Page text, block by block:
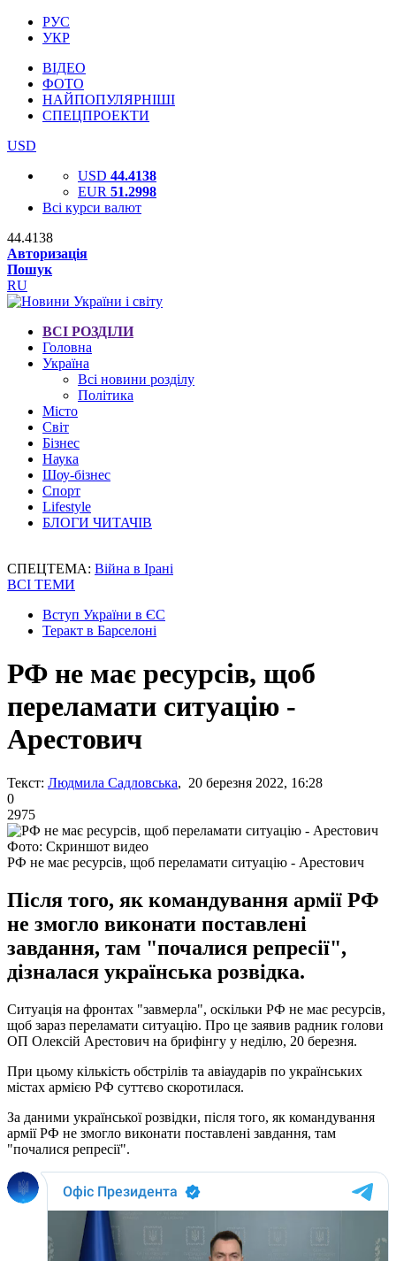
РУС
УКР
ВІДЕО
ФОТО
НАЙПОПУЛЯРНІШІ
СПЕЦПРОЕКТИ
USD
USD 44.4138
EUR 51.2998
Всі курси валют
44.4138
Авторизація
Пошук
RU
ВСІ РОЗДІЛИ
Головна
Україна
Всі новини розділу
Політика
Місто
Світ
Бізнес
Наука
Шоу-бізнес
Спорт
Lifestyle
БЛОГИ ЧИТАЧІВ
СПЕЦТЕМА: Війна в Ірані
ВСІ ТЕМИ
Вступ України в ЄС
Теракт в Барселоні
РФ не має ресурсів, щоб
переламати ситуацію -
Арестович
Текст: Людмила Садловська, 20 березня 2022, 16:28
0
2975
Фото: Скриншот видео
РФ не має ресурсів, щоб переламати ситуацію - Арестович
Після того, як командування армії РФ
не змогло виконати поставлені
завдання, там "почалися репресії",
дізналася українська розвідка.
Ситуація на фронтах "завмерла", оскільки РФ не має ресурсів,
щоб зараз переламати ситуацію. Про це заявив радник голови
ОП Олексій Арестович на брифінгу у неділю, 20 березня.
При цьому кількість обстрілів та авіаударів по українських
містах армією РФ суттєво скоротилася.
За даними української розвідки, після того, як командування
армії РФ не змогло виконати поставлені завдання, там
"почалися репресії".